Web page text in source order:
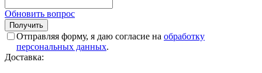
Обновить вопрос
Отправляя форму, я даю согласие на обработку
персональных данных.
Доставка: